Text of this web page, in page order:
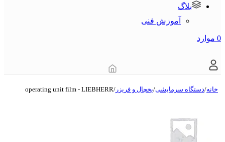
بلاگ
آموزش فنی
0 موارد
خانه/دستگاه سرمایشی/یخچال و فریزر /
operating unit film - LIEBHERR